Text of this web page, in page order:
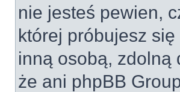
nie jesteś pewien,
której próbujesz
inną osobą, zdolną
że ani phpBB